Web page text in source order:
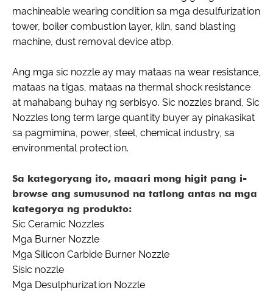
machineable wearing condition sa mga desulfurization
tower, boiler combustion layer, kiln, sand blasting
machine, dust removal device atbp.
Ang mga sic nozzle ay may mataas na wear resistance,
mataas na tigas, mataas na thermal shock resistance
at mahabang buhay ng serbisyo. Sic nozzles brand, Sic
Nozzles long term large quantity buyer ay pinakasikat
sa pagmimina, power, steel, chemical industry, sa
environmental protection.
Sa kategoryang ito, maaari mong higit pang i-
browse ang sumusunod na tatlong antas na mga
kategorya ng produkto:
Sic Ceramic Nozzles
Mga Burner Nozzle
Mga Silicon Carbide Burner Nozzle
Sisic nozzle
Mga Desulphurization Nozzle